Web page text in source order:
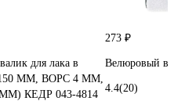
для лака в
150 ММ, ВОРС 4 ММ,
КЕДР 043-4814
273 ₽
Велюровый
4.4(20)